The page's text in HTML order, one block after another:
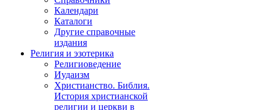
Календари
Каталоги
Другие справочные
издания
Религия и эзотерика
Религиоведение
Иудаизм
Христианство. Библия.
История христианской
религии и церкви в